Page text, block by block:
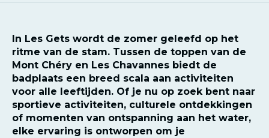
In Les Gets wordt de zomer geleefd op het
ritme van de stam. Tussen de toppen van de
Mont Chéry en Les Chavannes biedt de
badplaats een breed scala aan activiteiten
voor alle leeftijden. Of je nu op zoek bent naar
sportieve activiteiten, culturele ontdekkingen
of momenten van ontspanning aan het water,
elke ervaring is ontworpen om je